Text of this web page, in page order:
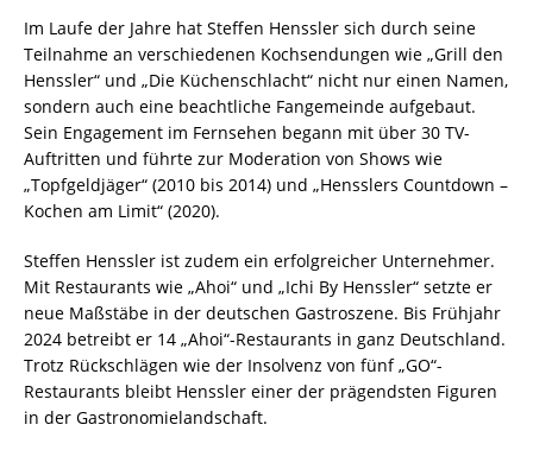
Im Laufe der Jahre hat Steffen Henssler sich durch seine
Teilnahme an verschiedenen Kochsendungen wie „Grill den
Henssler“ und „Die Küchenschlacht“ nicht nur einen Namen,
sondern auch eine beachtliche Fangemeinde aufgebaut.
Sein Engagement im Fernsehen begann mit über 30 TV-
Auftritten und führte zur Moderation von Shows wie
„Topfgeldjäger“ (2010 bis 2014) und „Hensslers Countdown –
Kochen am Limit“ (2020).
Steffen Henssler ist zudem ein erfolgreicher Unternehmer.
Mit Restaurants wie „Ahoi“ und „Ichi By Henssler“ setzte er
neue Maßstäbe in der deutschen Gastroszene. Bis Frühjahr
2024 betreibt er 14 „Ahoi“-Restaurants in ganz Deutschland.
Trotz Rückschlägen wie der Insolvenz von fünf „GO“-
Restaurants bleibt Henssler einer der prägendsten Figuren
in der Gastronomielandschaft.